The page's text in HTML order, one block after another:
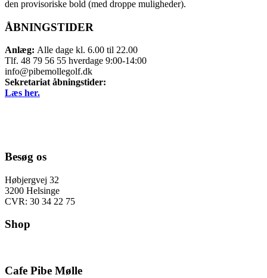
den provisoriske bold (med droppe muligheder).
ÅBNINGSTIDER
Anlæg: Alle dage kl. 6.00 til 22.00
Tlf. 48 79 56 55 hverdage 9:00-14:00
info@pibemollegolf.dk
Sekretariat åbningstider:
Læs her.
Besøg os
Høbjergvej 32
3200 Helsinge
CVR: 30 34 22 75
Shop
Cafe Pibe Mølle